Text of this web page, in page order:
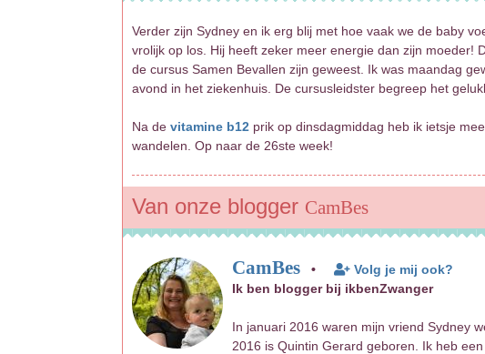
Verder zijn Sydney en ik erg blij met hoe vaak we de baby
vrolijk op los. Hij heeft zeker meer energie dan zijn moeder!
de cursus Samen Bevallen zijn geweest. Ik was maandag
avond in het ziekenhuis. De cursusleidster begreep het
Na de vitamine b12 prik op dinsdagmiddag heb ik ietsje
wandelen. Op naar de 26ste week!
Van onze blogger CamBes
CamBes •
Volg je mij ook?
Ik ben blogger bij ikbenZwanger
In januari 2016 waren mijn vriend Sydney
2016 is Quintin Gerard geboren. Ik heb